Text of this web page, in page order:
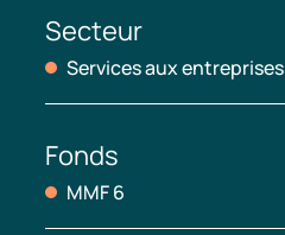
Secteur
Services aux entreprises
Fonds
MMF 6